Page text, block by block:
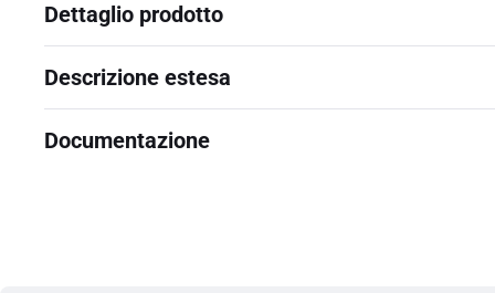
Dettaglio prodotto
Descrizione estesa
Documentazione